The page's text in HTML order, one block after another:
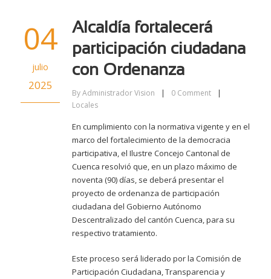
04
julio
2025
Alcaldía fortalecerá
participación ciudadana
con Ordenanza
ByAdministrador Vision | 0 Comment
|
Locales
En cumplimiento con la normativa vigente y en el
marco del fortalecimiento de la democracia
participativa, el Ilustre Concejo Cantonal de
Cuenca resolvió que, en un plazo máximo de
noventa (90) días, se deberá presentar el
proyecto de ordenanza de participación
ciudadana del Gobierno Autónomo
Descentralizado del cantón Cuenca, para su
respectivo tratamiento.
Este proceso será liderado por la Comisión de
Participación Ciudadana, Transparencia y